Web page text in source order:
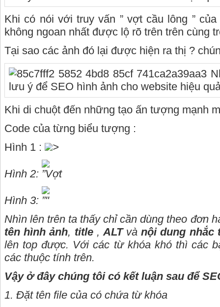
Khi có nói với truy vấn ” vợt cầu lông ”
không ngoan nhất được lộ rõ trên trên cùng
Tại sao các ảnh đó lại được hiện ra thị ?
Khi di chuột đến những tạo ấn tượng mạnh
Code của từng biểu tượng :
Hình 1 :
>
Hình 2:
Hình 3:
Nhìn lên trên ta thấy chỉ cần dùng theo đơn
tên hình ảnh, title,ALTvànội dung nhắc
lên top được. Với các từ khóa khó thì các
các thuộc tính trên.
Vậy ở đây chúng tôi có kết luận sau để
1. Đặt tên file của có chứa từ khóa